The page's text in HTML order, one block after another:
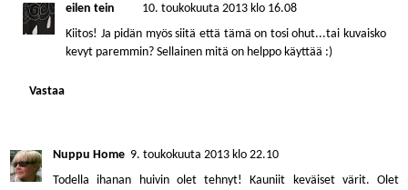
eilen tein
10. toukokuuta 2013 klo 16.08
Kiitos! Ja pidän myös siitä että tämä on tosi ohut...tai kuvaisko
kevyt paremmin? Sellainen mitä on helppo käyttää :)
Vastaa
Nuppu Home 9. toukokuuta 2013 klo 22.10
Todella ihanan huivin olet tehnyt! Kauniit keväiset värit. Olet